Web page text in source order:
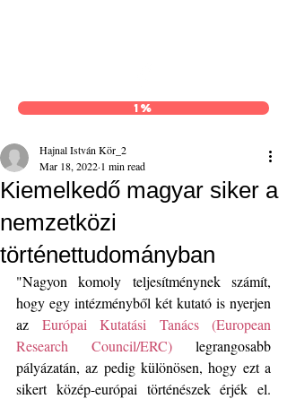
1%
Kiemelkedő magyar siker a
nemzetközi
történettudományban
Hajnal István Kör_2
Mar 18, 2022 1 min read
"Nagyon komoly teljesítménynek számít,
hogy egy intézményből két kutató is nyerjen
az Európai Kutatási Tanács (European
Research Council/ERC) legrangosabb
pályázatán, az pedig különösen, hogy ezt a